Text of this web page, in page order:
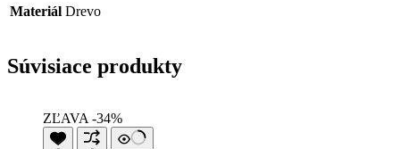
Materiál Drevo
Súvisiace produkty
ZĽAVA -34%